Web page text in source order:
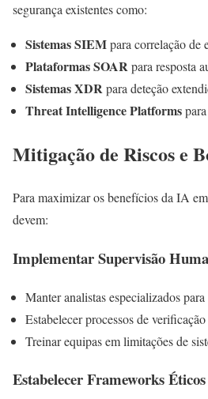
segurança existentes como:
Sistemas SIEMpara correlação de
Plataformas SOARpara resposta
Sistemas XDRpara deteção
Threat Intelligence Platforms
Mitigação de Riscos e
Para maximizar os benefícios da IA
devem:
Implementar Supervisão
Manter analistas especializados
Estabelecer processos de
Treinar equipas em limitações de
Estabelecer Frameworks Éticos